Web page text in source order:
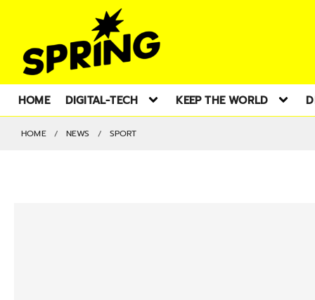
HOME DIGITAL-TECH KEEP THE WORLD
HOME NEWS SPORT